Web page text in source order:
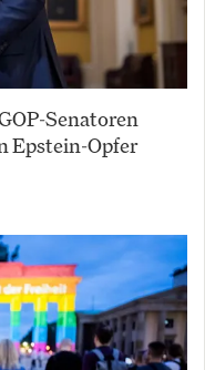
Senatoren
Epstein-Opfer